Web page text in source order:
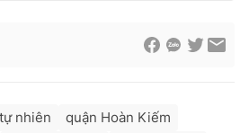
nhiên
quận Hoàn Kiếm